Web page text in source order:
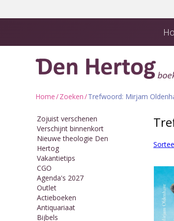
Home/Zoeken/Trefwoord: Mirjam
Zojuist verschenen
Verschijnt binnenkort
Nieuwe theologie Den
Hertog
Vakantietips
CGO
Agenda's 2027
Outlet
Actieboeken
Antiquariaat
Bijbels